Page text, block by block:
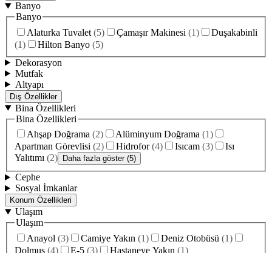
Banyo
Banyo
Alaturka Tuvalet (5) Çamaşır Makinesi (1)
Duşakabinli
(1) Hilton Banyo (5)
Dekorasyon
Mutfak
Altyapı
Dış Özellikler
Bina Özellikleri
Bina Özellikleri
Ahşap Doğrama (2) Alüminyum Doğrama (1)
Apartman Görevlisi (2) Hidrofor (4) Isıcam (3)
Isı
Yalıtımı (2) Daha fazla göster (5)
Cephe
Sosyal İmkanlar
Konum Özellikleri
Ulaşım
Ulaşım
Anayol (3) Camiye Yakın (1) Deniz Otobüsü (1)
Dolmuş (4) E-5 (3) Hastaneye Yakın (1)